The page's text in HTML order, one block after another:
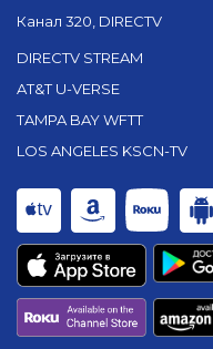
Канал 320, DIRECTV
DIRECTV STREAM
AT&T U-VERSE
TAMPA BAY WFTT
LOS ANGELES KSCN-TV